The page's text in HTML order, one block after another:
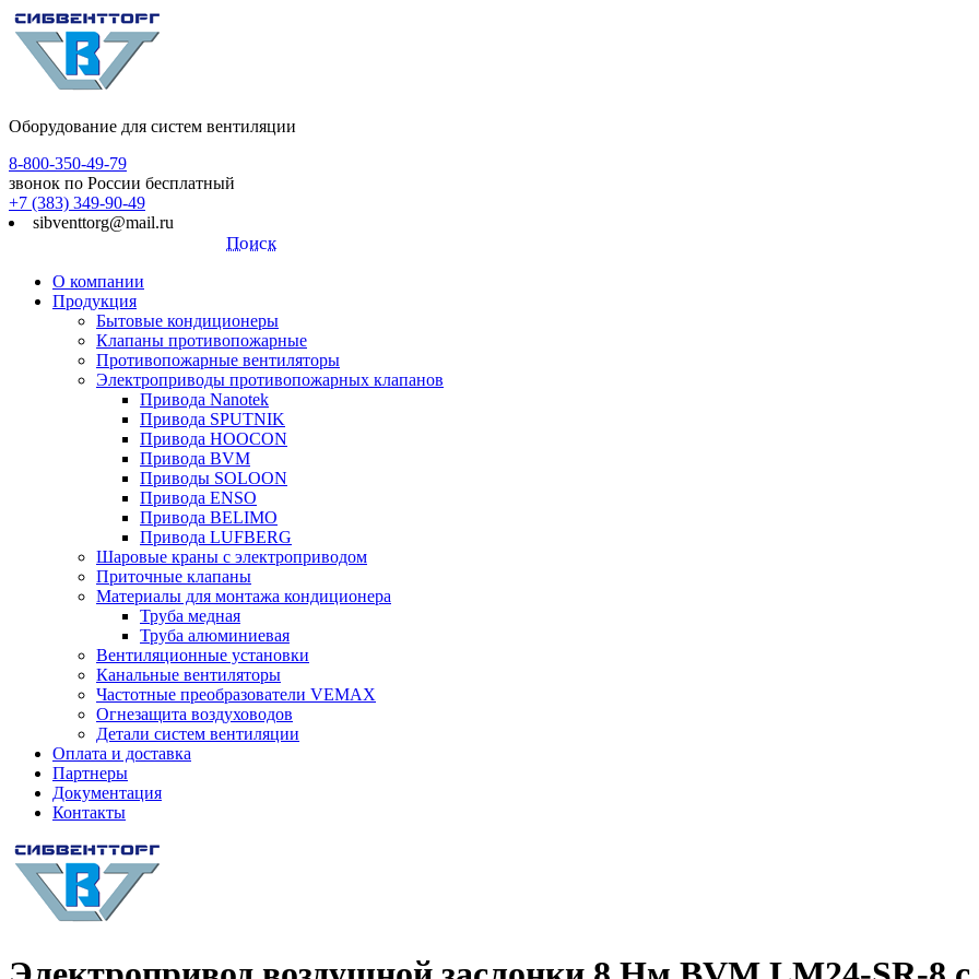
Оборудование для систем вентиляции
8-800-350-49-79
звонок по России бесплатный
+7 (383) 349-90-49
sibventtorg@mail.ru
Поиск
О компании
Продукция
Бытовые кондиционеры
Клапаны противопожарные
Противопожарные вентиляторы
Электроприводы противопожарных клапанов
Привода Nanotek
Привода SPUTNIK
Привода HOOCON
Привода BVM
Приводы SOLOON
Привода ENSO
Привода BELIMO
Привода LUFBERG
Шаровые краны с электроприводом
Приточные клапаны
Материалы для монтажа кондиционера
Труба медная
Труба алюминиевая
Вентиляционные установки
Канальные вентиляторы
Частотные преобразователи VEMAX
Огнезащита воздуховодов
Детали систем вентиляции
Оплата и доставка
Партнеры
Документация
Контакты